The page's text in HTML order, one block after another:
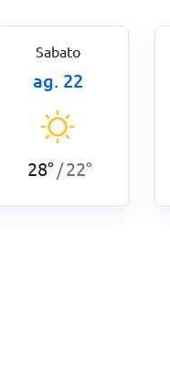
Sabato
ag. 22
28° /22°